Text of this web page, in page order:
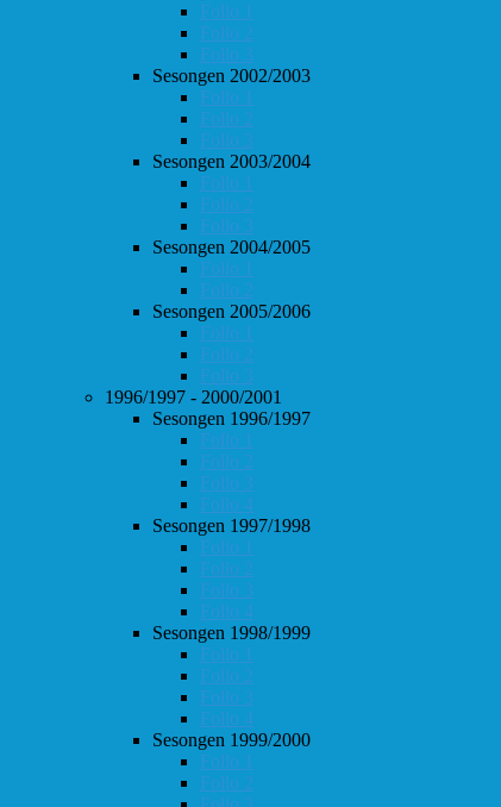
Follo 1
Follo 2
Follo 3
Sesongen 2002/2003
Follo 1
Follo 2
Follo 3
Sesongen 2003/2004
Follo 1
Follo 2
Follo 3
Sesongen 2004/2005
Follo 1
Follo 2
Sesongen 2005/2006
Follo 1
Follo 2
Follo 3
1996/1997 - 2000/2001
Sesongen 1996/1997
Follo 1
Follo 2
Follo 3
Follo 4
Sesongen 1997/1998
Follo 1
Follo 2
Follo 3
Follo 4
Sesongen 1998/1999
Follo 1
Follo 2
Follo 3
Follo 4
Sesongen 1999/2000
Follo 1
Follo 2